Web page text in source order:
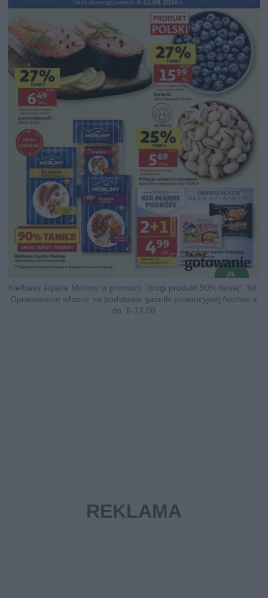
Kiełbasy śląskie Morliny w promocji "drugi produkt 90% taniej", fot.
Opracowanie własne na podstawie gazetki promocyjnej Auchan z
dn. 6-12.08